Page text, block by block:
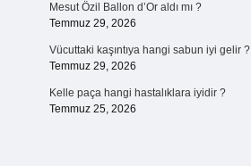
Mesut Özil Ballon d’Or aldı mı ?
Temmuz 29, 2026
Vücuttaki kaşıntıya hangi sabun iyi gelir ?
Temmuz 29, 2026
Kelle paça hangi hastalıklara iyidir ?
Temmuz 25, 2026